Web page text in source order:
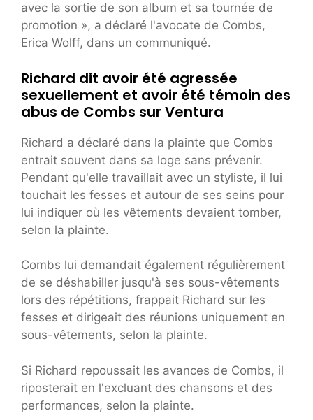
avec la sortie de son album et sa tournée de
promotion », a déclaré l'avocate de Combs,
Erica Wolff, dans un communiqué.
Richard dit avoir été agressée
sexuellement et avoir été témoin des
abus de Combs sur Ventura
Richard a déclaré dans la plainte que Combs
entrait souvent dans sa loge sans prévenir.
Pendant qu'elle travaillait avec un styliste, il lui
touchait les fesses et autour de ses seins pour
lui indiquer où les vêtements devaient tomber,
selon la plainte.
Combs lui demandait également régulièrement
de se déshabiller jusqu'à ses sous-vêtements
lors des répétitions, frappait Richard sur les
fesses et dirigeait des réunions uniquement en
sous-vêtements, selon la plainte.
Si Richard repoussait les avances de Combs, il
riposterait en l'excluant des chansons et des
performances, selon la plainte.